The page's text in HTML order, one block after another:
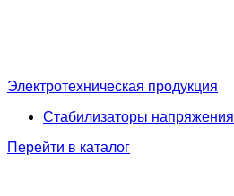
Электротехническая продукция
Стабилизаторы напряжения
Перейти в каталог